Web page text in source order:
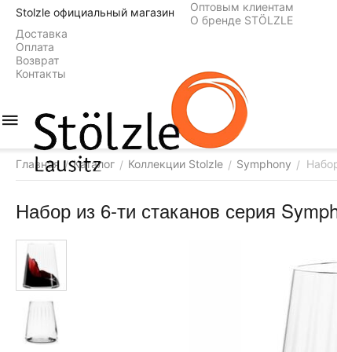
Stolzle официальный магазин
Оптовым клиентам
О бренде STÖLZLE
Доставка
Оплата
Возврат
Контакты
Главная / Каталог / Коллекции Stolzle / Symphony /
Набор из 6-ти стаканов серия